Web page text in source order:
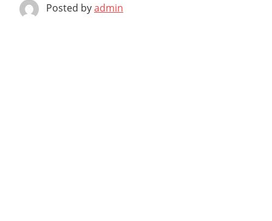
Posted byadmin